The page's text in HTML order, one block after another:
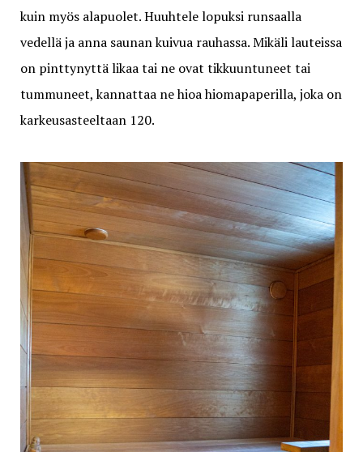
kuin myös alapuolet. Huuhtele lopuksi runsaalla
vedellä ja anna saunan kuivua rauhassa. Mikäli lauteissa
on pinttynyttä likaa tai ne ovat tikkuuntuneet tai
tummuneet, kannattaa ne hioa hiomapaperilla, joka on
karkeusasteeltaan 120.